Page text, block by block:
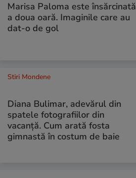
Marisa Paloma este însărcinată
a doua oară. Imaginile care au
dat-o de gol
Stiri Mondene
Diana Bulimar, adevărul din
spatele fotografiilor din
vacanță. Cum arată fosta
gimnastă în costum de baie